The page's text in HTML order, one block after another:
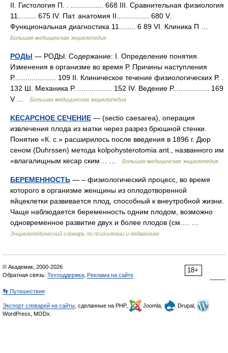
II. Гистология П. . ................ 668 III. Сравнительная физиология
11......... 675 IV. Пат. анатомия II................ 680 V.
Функциональная диагностика 11........ 6 89 VІ. Клиника П …
Большая медицинская энциклопедия
РОДЫ — РОДЫ. Содержание: I. Определение понятия.
Изменения в организме во время Р. Причины наступления
Р..................... 109 II. Клиническое течение физиологических Р. .
132 Ш. Механика Р. ................. 152 IV. Ведение Р.................. 169
V …
Большая медицинская энциклопедия
KECAPCHOE СЕЧЕНИЕ — (sectio caesarea), операция
извлечения плода из матки через разрез брюшной стенки.
Понятие «К. с.» расширилось после введения в 1896 г. Дюр
сеном (Duhrssen) метода kolpohysterotomia ant., названного им
«влагалищным кесар ским… …
Большая медицинская энциклопедия
БЕРЕМЕННОСТЬ — – физиологический процесс, во время
которого в организме женщины из оплодотворенной
яйцеклетки развивается плод, способный к внеутробной жизни.
Чаще наблюдается беременность одним плодом, возможно
одновременное развитие двух и более плодов (см.… …
Энциклопедический словарь по психологии и педагогике
18+
© Академик, 2000-2026
Обратная связь: Техподдержка Реклама на сайте
👣 Путешествия
Экспорт словарей на сайты , сделанные на PHP, Joomla,
Drupal,
WordPress, MODx.